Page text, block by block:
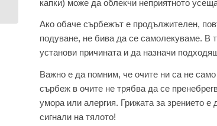
капки) може да облекчи неприятното
Ако обаче сърбежът е продължителен,
подуване, не бива да се самолекуваме. В
установи причината и да назначи
Важно е да помним, че очите ни са не
сърбеж в очите не трябва да се
умора или алергия. Грижата за зрението
сигнали на тялото!
моден...